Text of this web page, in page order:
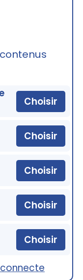
Choisir
Choisir
Choisir
Choisir
Choisir